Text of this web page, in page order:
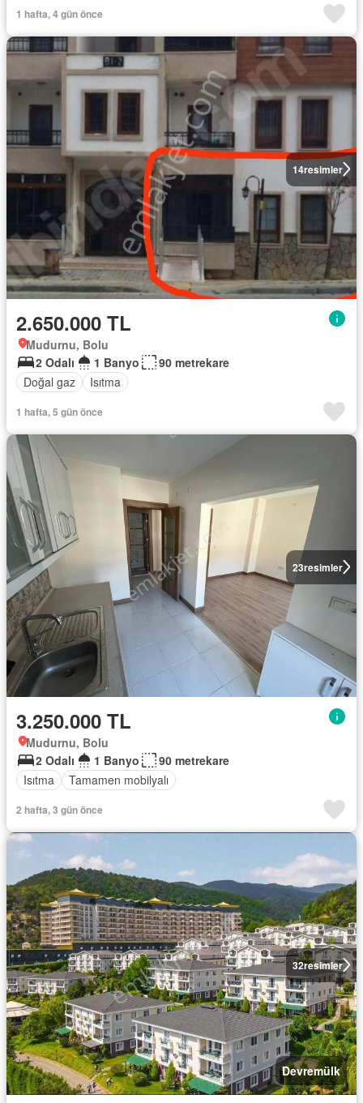
1 hafta, 4 gün önce
14resimler
2.650.000 TL
Mudurnu, Bolu
2 Odalı
1 Banyo
90 metrekare
Doğal gaz
Isıtma
1 hafta, 5 gün önce
23resimler
3.250.000 TL
Mudurnu, Bolu
2 Odalı
1 Banyo
90 metrekare
Isıtma
Tamamen mobilyalı
2 hafta, 3 gün önce
32resimler
Devremülk